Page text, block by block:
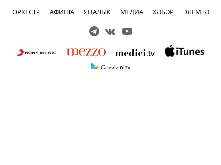
ОРКЕСТР АФИША ЯҢАЛЫК МЕДИА ХӘБӘР ЭЛЕМТӘ